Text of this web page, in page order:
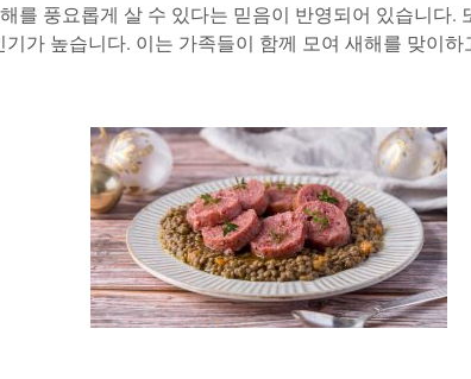
풍요롭게 살 수 있다는 믿음이 반영되어 있습니다.
가 높습니다. 이는 가족들이 함께 모여 새해를 맞이